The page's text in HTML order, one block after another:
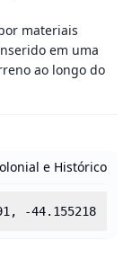
materiais
em uma
ao longo do
e Histórico
, -44.155218